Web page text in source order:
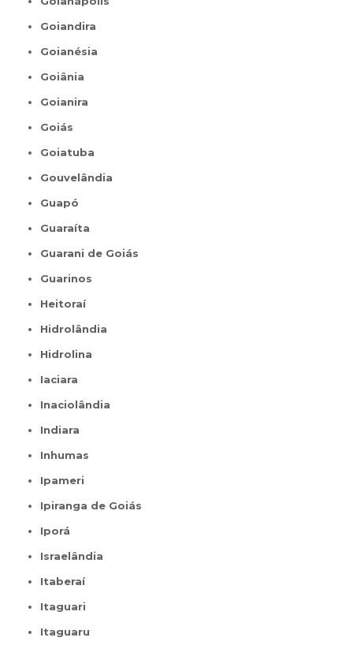
Goiandira
Goianésia
Goiânia
Goianira
Goiás
Goiatuba
Gouvelândia
Guapó
Guaraíta
Guarani de Goiás
Guarinos
Heitoraí
Hidrolândia
Hidrolina
Iaciara
Inaciolândia
Indiara
Inhumas
Ipameri
Ipiranga de Goiás
Iporá
Israelândia
Itaberaí
Itaguari
Itaguaru